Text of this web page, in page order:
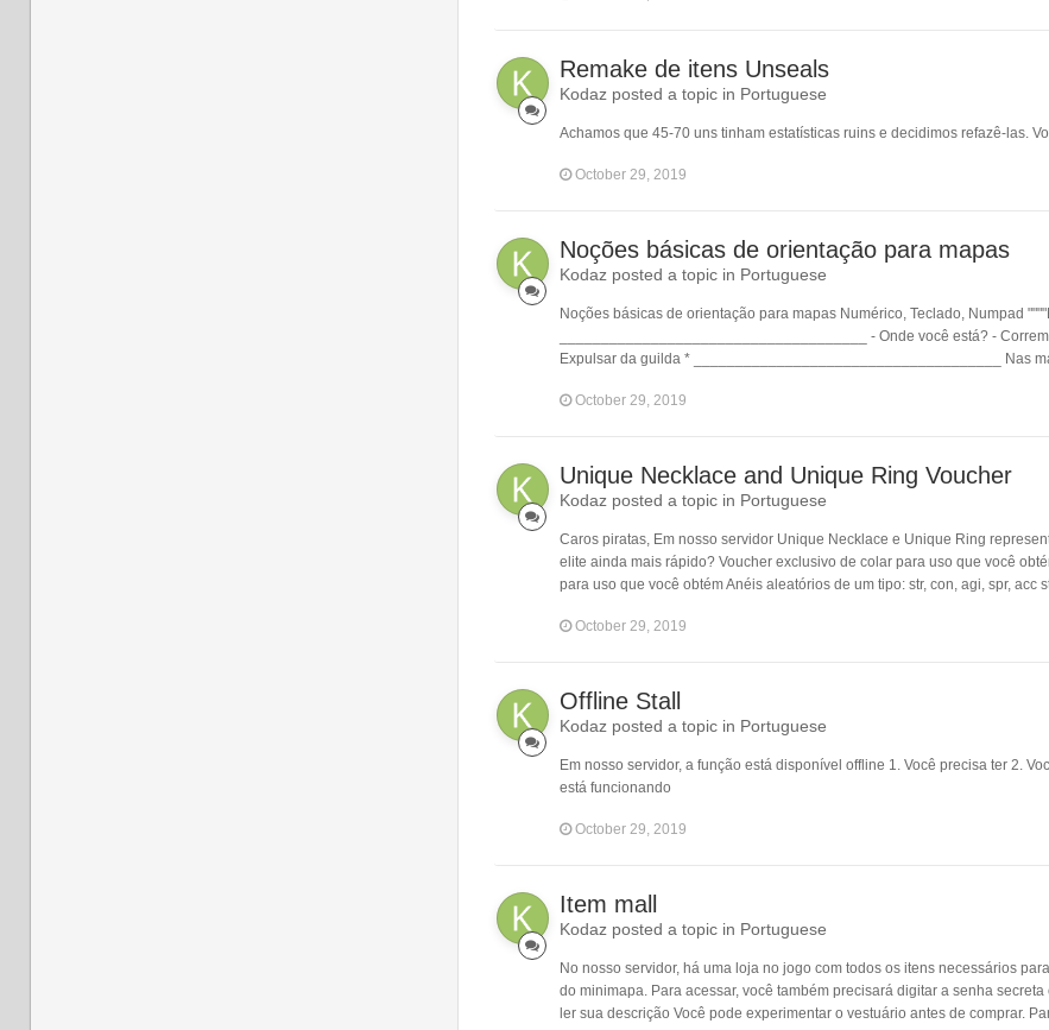
Remake de itens Unseals
Kodaz posted a topic in Portuguese
Achamos que 45-70 uns tinham estatísticas ruins e decidimos refazê-las.
October 29, 2019
Noções básicas de orientação para mapas
Kodaz posted a topic in Portuguese
Noções básicas de orientação para mapas Numérico, Teclado, Numpad
_____________________________________ - Onde você está? -
Expulsar da guilda * _____________________________________ Nas
October 29, 2019
Unique Necklace and Unique Ring Voucher
Kodaz posted a topic in Portuguese
Caros piratas, Em nosso servidor Unique Necklace e Unique Ring
elite ainda mais rápido? Voucher exclusivo de colar para uso que você
para uso que você obtém Anéis aleatórios de um tipo: str, con, agi, spr,
October 29, 2019
Offline Stall
Kodaz posted a topic in Portuguese
Em nosso servidor, a função está disponível offline 1. Você precisa ter 2.
está funcionando
October 29, 2019
Item mall
Kodaz posted a topic in Portuguese
No nosso servidor, há uma loja no jogo com todos os itens necessários
do minimapa. Para acessar, você também precisará digitar a senha
ler sua descrição Você pode experimentar o vestuário antes de comprar.